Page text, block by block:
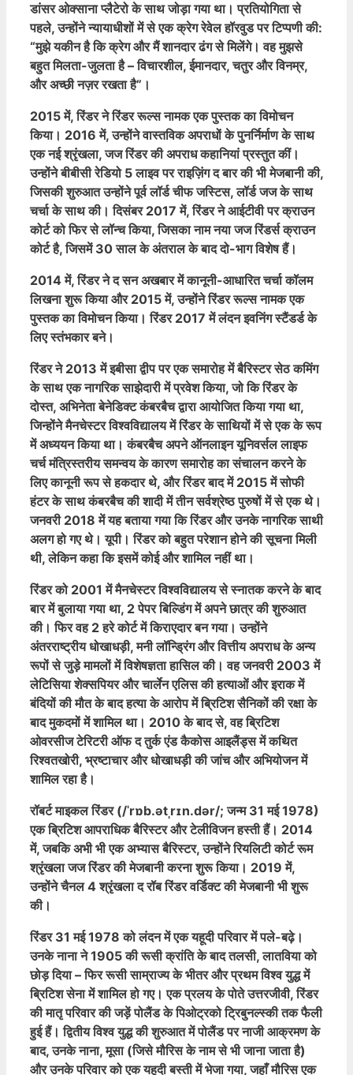
डांसर ओक्साना प्लैटेरो के साथ जोड़ा गया था। प्रतियोगिता से
पहले, उन्होंने न्यायाधीशों में से एक क्रेग रेवेल हॉरवुड पर टिप्पणी की:
“मुझे यकीन है कि क्रेग और मैं शानदार ढंग से मिलेंगे। वह मुझसे
बहुत मिलता-जुलता है – विचारशील, ईमानदार, चतुर और विनम्र,
और अच्छी नज़र रखता है”।
2015 में, रिंडर ने रिंडर रूल्स नामक एक पुस्तक का विमोचन
किया। 2016 में, उन्होंने वास्तविक अपराधों के पुनर्निर्माण के साथ
एक नई श्रृंखला, जज रिंडर की अपराध कहानियां प्रस्तुत कीं।
उन्होंने बीबीसी रेडियो 5 लाइव पर राइज़िंग द बार की भी मेजबानी की,
जिसकी शुरुआत उन्होंने पूर्व लॉर्ड चीफ जस्टिस, लॉर्ड जज के साथ
चर्चा के साथ की। दिसंबर 2017 में, रिंडर ने आईटीवी पर क्राउन
कोर्ट को फिर से लॉन्च किया, जिसका नाम नया जज रिंडर्स क्राउन
कोर्ट है, जिसमें 30 साल के अंतराल के बाद दो-भाग विशेष हैं।
2014 में, रिंडर ने द सन अखबार में कानूनी-आधारित चर्चा कॉलम
लिखना शुरू किया और 2015 में, उन्होंने रिंडर रूल्स नामक एक
पुस्तक का विमोचन किया। रिंडर 2017 में लंदन इवनिंग स्टैंडर्ड के
लिए स्तंभकार बने।
रिंडर ने 2013 में इबीसा द्वीप पर एक समारोह में बैरिस्टर सेठ कमिंग
के साथ एक नागरिक साझेदारी में प्रवेश किया, जो कि रिंडर के
दोस्त, अभिनेता बेनेडिक्ट कंबरबैच द्वारा आयोजित किया गया था,
जिन्होंने मैनचेस्टर विश्वविद्यालय में रिंडर के साथियों में से एक के रूप
में अध्ययन किया था। कंबरबैच अपने ऑनलाइन यूनिवर्सल लाइफ
चर्च मंत्रिस्तरीय समन्वय के कारण समारोह का संचालन करने के
लिए कानूनी रूप से हकदार थे, और रिंडर बाद में 2015 में सोफी
हंटर के साथ कंबरबैच की शादी में तीन सर्वश्रेष्ठ पुरुषों में से एक थे।
जनवरी 2018 में यह बताया गया कि रिंडर और उनके नागरिक साथी
अलग हो गए थे। यूपी। रिंडर को बहुत परेशान होने की सूचना मिली
थी, लेकिन कहा कि इसमें कोई और शामिल नहीं था।
रिंडर को 2001 में मैनचेस्टर विश्वविद्यालय से स्नातक करने के बाद
बार में बुलाया गया था, 2 पेपर बिल्डिंग में अपने छात्र की शुरुआत
की। फिर वह 2 हरे कोर्ट में किराएदार बन गया। उन्होंने
अंतरराष्ट्रीय धोखाधड़ी, मनी लॉन्ड्रिंग और वित्तीय अपराध के अन्य
रूपों से जुड़े मामलों में विशेषज्ञता हासिल की। वह जनवरी 2003 में
लेटिसिया शेक्सपियर और चार्लेन एलिस की हत्याओं और इराक में
बंदियों की मौत के बाद हत्या के आरोप में ब्रिटिश सैनिकों की रक्षा के
बाद मुकदमों में शामिल था। 2010 के बाद से, वह ब्रिटिश
ओवरसीज टेरिटरी ऑफ द तुर्क एंड कैकोस आइलैंड्स में कथित
रिश्वतखोरी, भ्रष्टाचार और धोखाधड़ी की जांच और अभियोजन में
शामिल रहा है।
रॉबर्ट माइकल रिंडर (/ˈrɒb.ətˌrɪn.dər/; जन्म 31 मई 1978)
एक ब्रिटिश आपराधिक बैरिस्टर और टेलीविजन हस्ती हैं। 2014
में, जबकि अभी भी एक अभ्यास बैरिस्टर, उन्होंने रियलिटी कोर्ट रूम
श्रृंखला जज रिंडर की मेजबानी करना शुरू किया। 2019 में,
उन्होंने चैनल 4 श्रृंखला द रॉब रिंडर वर्डिक्ट की मेजबानी भी शुरू
की।
रिंडर 31 मई 1978 को लंदन में एक यहूदी परिवार में पले-बढ़े।
उनके नाना ने 1905 की रूसी क्रांति के बाद तलसी, लातविया को
छोड़ दिया – फिर रूसी साम्राज्य के भीतर और प्रथम विश्व युद्ध में
ब्रिटिश सेना में शामिल हो गए। एक प्रलय के पोते उत्तरजीवी, रिंडर
की मातृ परिवार की जड़ें पोलैंड के पिओट्रको ट्रिबुनल्स्की तक फैली
हुई हैं। द्वितीय विश्व युद्ध की शुरुआत में पोलैंड पर नाजी आक्रमण के
बाद, उनके नाना, मूसा (जिसे मौरिस के नाम से भी जाना जाता है)
और उनके परिवार को एक यहूदी बस्ती में भेजा गया, जहाँ मौरिस एक